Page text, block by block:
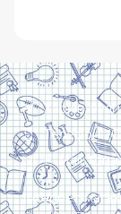
Харків,
Телефон:
E-Mail:
Інтернет-